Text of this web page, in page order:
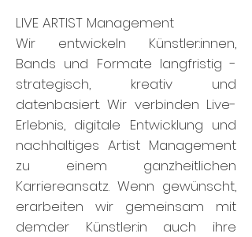
LIVE ARTIST Management
Wir entwickeln Künstler:innen,
Bands und Formate langfristig -
strategisch, kreativ und
datenbasiert. Wir verbinden Live-
Erlebnis, digitale Entwicklung und
nachhaltiges Artist Management
zu einem ganzheitlichen
Karriereansatz. Wenn gewünscht,
erarbeiten wir gemeinsam mit
dem:der Künstler:in auch ihre